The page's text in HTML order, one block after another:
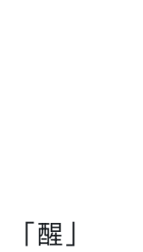
「醒」